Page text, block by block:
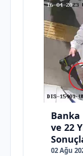
Banka
ve 22
02 Ağu